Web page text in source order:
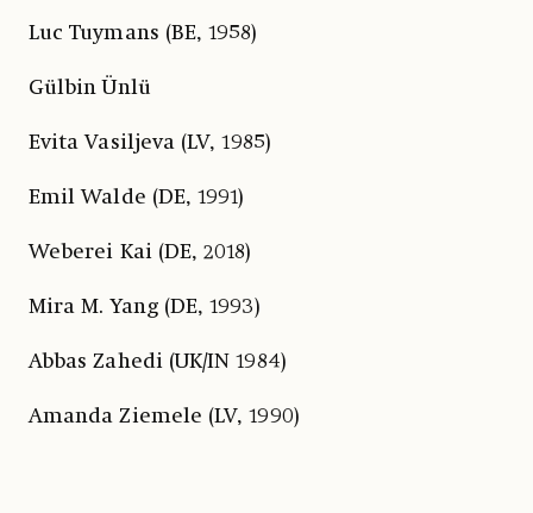
Luc Tuymans (BE, 1958)
Gülbin Ünlü
Evita Vasiljeva (LV, 1985)
Emil Walde (DE, 1991)
Weberei Kai (DE, 2018)
Mira M. Yang (DE, 1993)
Abbas Zahedi (UK/IN 1984)
Amanda Ziemele (LV, 1990)